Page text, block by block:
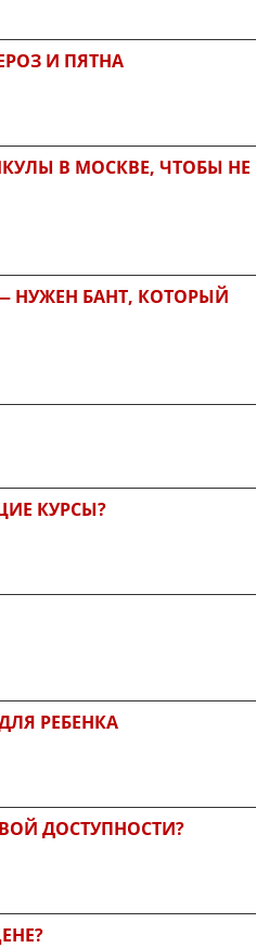
И ПЯТНА
В МОСКВЕ, ЧТОБЫ НЕ
НУЖЕН БАНТ, КОТОРЫЙ
КУРСЫ?
РЕБЕНКА
ДОСТУПНОСТИ?